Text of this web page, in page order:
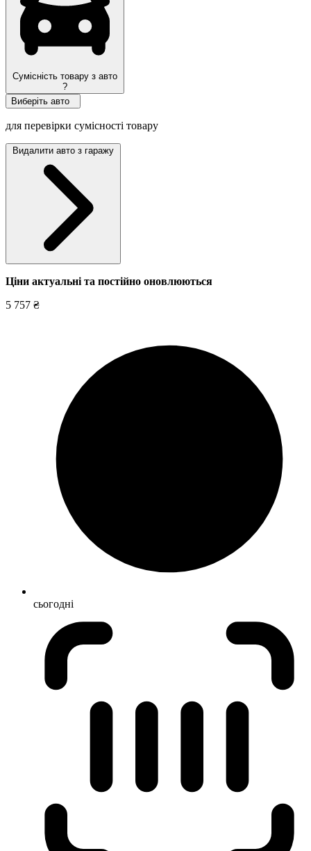
Сумісність товару з авто
?
Виберіть авто
для перевірки сумісності товару
Видалити авто з гаражу
Ціни актуальні та постійно оновлюються
5 757 ₴
сьогодні